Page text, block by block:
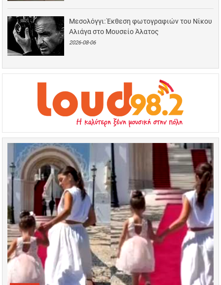
Μεσολόγγι: Έκθεση φωτογραφιών του Νίκου
Αλιάγα στο Μουσείο Άλατος
2026-08-06